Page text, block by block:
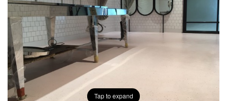
Tap to expand